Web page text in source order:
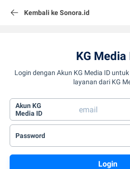
Kembali ke Sonora.id
KG Media
Login dengan Akun KG Media ID
layanan dari KG
Akun KG
Media ID
Password